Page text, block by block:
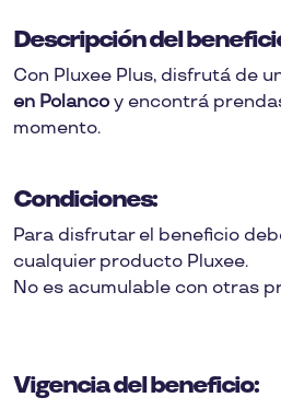
Descripción del
Con Pluxee Plus, disfrutá de
en Polanco y encontrá
momento.
Condiciones:
Para disfrutar el beneficio
cualquier producto Pluxee.
No es acumulable con otras
Vigencia del beneficio: